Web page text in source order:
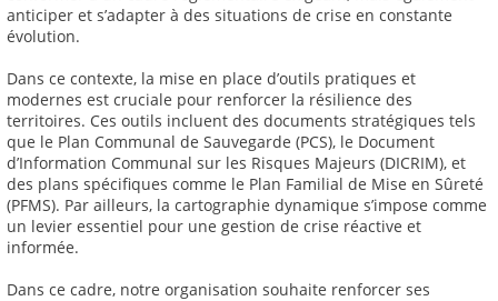
anticiper et s’adapter à des situations de crise en constante
évolution.
Dans ce contexte, la mise en place d’outils pratiques et
modernes est cruciale pour renforcer la résilience des
territoires. Ces outils incluent des documents stratégiques tels
que le Plan Communal de Sauvegarde (PCS), le Document
d’Information Communal sur les Risques Majeurs (DICRIM), et
des plans spécifiques comme le Plan Familial de Mise en Sûreté
(PFMS). Par ailleurs, la cartographie dynamique s’impose comme
un levier essentiel pour une gestion de crise réactive et
informée.
Dans ce cadre, notre organisation souhaite renforcer ses